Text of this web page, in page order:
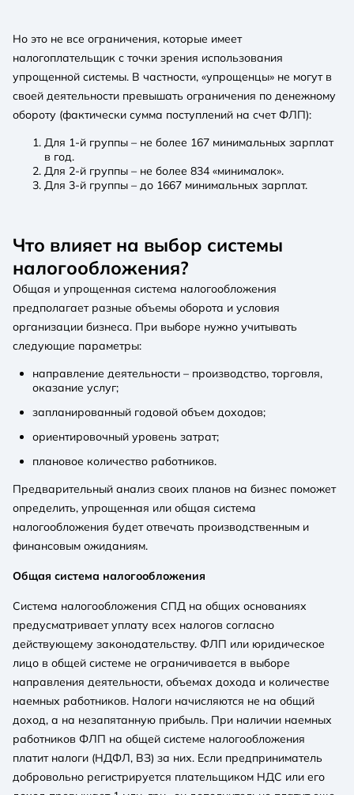
Но это не все ограничения, которые имеет
налогоплательщик с точки зрения использования
упрощенной системы. В частности, «упрощенцы» не могут в
своей деятельности превышать ограничения по денежному
обороту (фактически сумма поступлений на счет ФЛП):
Для 1-й группы – не более 167 минимальных зарплат
в год.
Для 2-й группы – не более 834 «минималок».
Для 3-й группы – до 1667 минимальных зарплат.
Что влияет на выбор системы
налогообложения?
Общая и упрощенная система налогообложения
предполагает разные объемы оборота и условия
организации бизнеса. При выборе нужно учитывать
следующие параметры:
направление деятельности – производство, торговля,
оказание услуг;
запланированный годовой объем доходов;
ориентировочный уровень затрат;
плановое количество работников.
Предварительный анализ своих планов на бизнес поможет
определить, упрощенная или общая система
налогообложения будет отвечать производственным и
финансовым ожиданиям.
Общая система налогообложения
Система налогообложения СПД на общих основаниях
предусматривает уплату всех налогов согласно
действующему законодательству. ФЛП или юридическое
лицо в общей системе не ограничивается в выборе
направления деятельности, объемах дохода и количестве
наемных работников. Налоги начисляются не на общий
доход, а на незапятанную прибыль. При наличии наемных
работников ФЛП на общей системе налогообложения
платит налоги (НДФЛ, ВЗ) за них. Если предприниматель
добровольно регистрируется плательщиком НДС или его